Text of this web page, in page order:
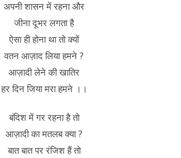
अपनी शासन में रहना और
जीना दूभर लगता है
ऐसा ही होना था तो क्यों
वतन आज़ाद लिया हमने ?
आज़ादी लेने की खातिर
हर दिन जिया मरा हमने ।।
बंदिश में गर रहना है तो
आज़ादी का मतलब क्या ?
बात बात पर रंजिश हैं तो